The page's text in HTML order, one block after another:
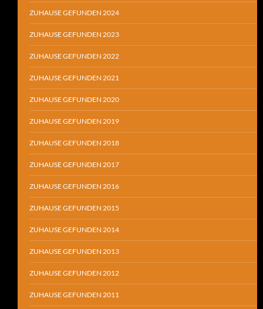
ZUHAUSE GEFUNDEN 2024
ZUHAUSE GEFUNDEN 2023
ZUHAUSE GEFUNDEN 2022
ZUHAUSE GEFUNDEN 2021
ZUHAUSE GEFUNDEN 2020
ZUHAUSE GEFUNDEN 2019
ZUHAUSE GEFUNDEN 2018
ZUHAUSE GEFUNDEN 2017
ZUHAUSE GEFUNDEN 2016
ZUHAUSE GEFUNDEN 2015
ZUHAUSE GEFUNDEN 2014
ZUHAUSE GEFUNDEN 2013
ZUHAUSE GEFUNDEN 2012
ZUHAUSE GEFUNDEN 2011